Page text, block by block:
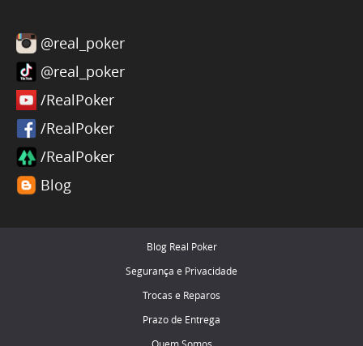
@real_poker
@real_poker
/RealPoker
/RealPoker
/RealPoker
Blog
Blog Real Poker
Segurança e Privacidade
Trocas e Reparos
Prazo de Entrega